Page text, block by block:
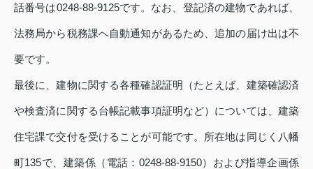
話番号は0248‑88‑9125です。なお、登記済の建物であれば、
法務局から税務課へ自動通知があるため、追加の届け出は不
要です。
最後に、建物に関する各種確認証明（たとえば、建築確認済
や検査済に関する台帳記載事項証明など）については、建築
住宅課で交付を受けることが可能です。所在地は同じく八幡
町135で、建築係（電話：0248‑88‑9150）および指導企画係